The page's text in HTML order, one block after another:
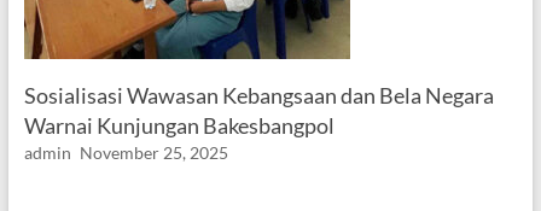
Sosialisasi Wawasan Kebangsaan dan Bela Negara
Warnai Kunjungan Bakesbangpol
admin November 25, 2025